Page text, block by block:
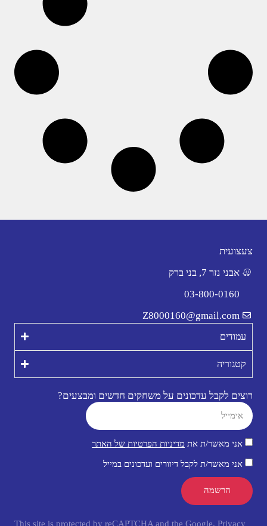
צעצועית
אבני נזר 7, בני ברק
03-800-0160
Z8000160@gmail.com
עמודים
קטגוריה
רוצים לקבל עדכונים על משחקים חדשים ומבצעים?
אני מאשר/ת את מדיניות הפרטיות של האתר
אני מאשר/ת לקבל דיוורים ועדכונים במייל
הרשמה
This site is protected by reCAPTCHA and the Google. Privacy